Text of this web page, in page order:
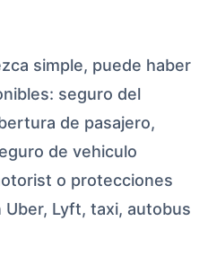
simple, puede haber
seguro del
de pasajero,
de vehiculo
o protecciones
Lyft, taxi, autobus